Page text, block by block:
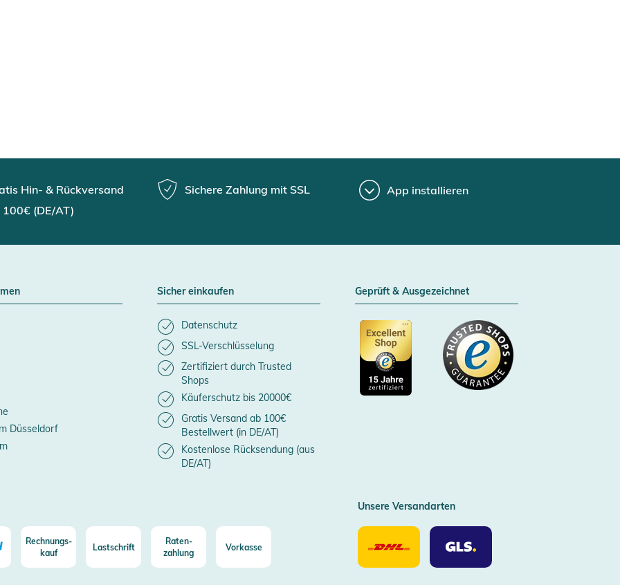
Hin- & Rückversand
(DE/AT)
Sichere Zahlung mit SSL App installieren
Düsseldorf
Sicher einkaufen
Datenschutz
SSL-Verschlüsselung
Zertifiziert durch Trusted
Shops
Käuferschutz bis 20000€
Gratis Versand ab 100€
Bestellwert (in DE/AT)
Kostenlose Rücksendung (aus
DE/AT)
Geprüft & Ausgezeichnet
Rechnungs-
kauf
Lastschrift
Raten-
zahlung
Vorkasse
Unsere Versandarten
Unsere
Versandarten
DHL
Unsere
Versandarten
GLS